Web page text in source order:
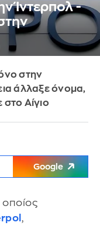
Ίντερπολ -
στην
άλλαξε όνομα,
Αίγιο
Google
,